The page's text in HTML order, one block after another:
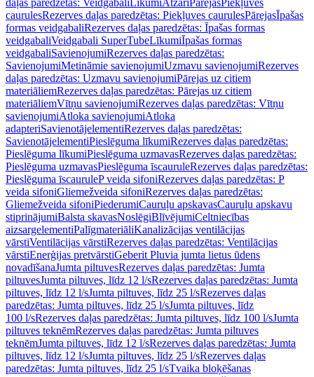
daļas paredzētas: Veidgabali LīkumiAtzari PārejasPiekļuves
caurulesRezerves daļas paredzētas: Piekļuves caurulesPārejasĪpašas
formas veidgabaliRezerves daļas paredzētas: Īpašas formas
veidgabaliVeidgabali SuperTubeLīkumiĪpašas formas
veidgabaliSavienojumiRezerves daļas paredzētas:
SavienojumiMetināmie savienojumiUzmavu savienojumiRezerves
daļas paredzētas: Uzmavu savienojumiPārejas uz citiem
materiāliemRezerves daļas paredzētas: Pārejas uz citiem
materiāliemVītņu savienojumiRezerves daļas paredzētas: Vītņu
savienojumiAtloka savienojumiAtloka
adapteriSavienotājelementiRezerves daļas paredzētas:
SavienotājelementiPieslēguma līkumiRezerves daļas paredzētas:
Pieslēguma līkumiPieslēguma uzmavasRezerves daļas paredzētas:
Pieslēguma uzmavasPieslēguma īscauruleRezerves daļas paredzētas:
Pieslēguma īscauruleP veida sifoniRezerves daļas paredzētas: P
veida sifoniGliemežveida sifoniRezerves daļas paredzētas:
Gliemežveida sifoniPiederumiCauruļu apskavasCauruļu apskavu
stiprinājumiBalsta skavasNoslēgiBlīvējumiCeltniecības
aizsargelementiPalīgmateriāliKanalizācijas ventilācijas
vārstiVentilācijas vārstiRezerves daļas paredzētas: Ventilācijas
vārstiEnerģijas pretvārstiGeberit Pluvia jumta lietus ūdens
novadīšanaJumta piltuvesRezerves daļas paredzētas: Jumta
piltuvesJumta piltuves, līdz 12 l/sRezerves daļas paredzētas: Jumta
piltuves, līdz 12 l/sJumta piltuves, līdz 25 l/sRezerves daļas
paredzētas: Jumta piltuves, līdz 25 l/sJumta piltuves, līdz
100 l/sRezerves daļas paredzētas: Jumta piltuves, līdz 100 l/sJumta
piltuves teknēmRezerves daļas paredzētas: Jumta piltuves
teknēmJumta piltuves, līdz 12 l/sRezerves daļas paredzētas: Jumta
piltuves, līdz 12 l/sJumta piltuves, līdz 25 l/sRezerves daļas
paredzētas: Jumta piltuves, līdz 25 l/sTvaika bloķēšanas